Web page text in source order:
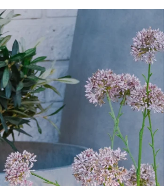
hätkähdä sen paremmin kylmää kuin
paahdettakaan.